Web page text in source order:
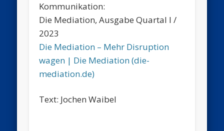
Kommunikation:
Die Mediation, Ausgabe Quartal I /
2023
Die Mediation – Mehr Disruption
wagen | Die Mediation (die-
mediation.de)
Text: Jochen Waibel